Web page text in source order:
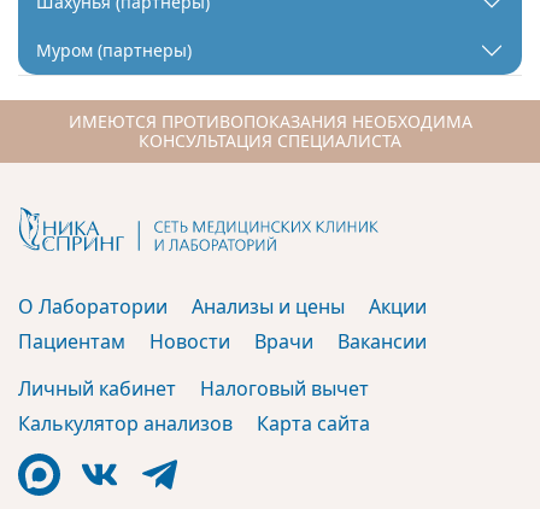
Муром (партнеры)
ИМЕЮТСЯ ПРОТИВОПОКАЗАНИЯ НЕОБХОДИМА
КОНСУЛЬТАЦИЯ СПЕЦИАЛИСТА
О Лаборатории Анализы и цены
Акции
Пациентам
Новости Врачи
Вакансии
Личный кабинет
Налоговый вычет
Калькулятор анализов
Карта сайта